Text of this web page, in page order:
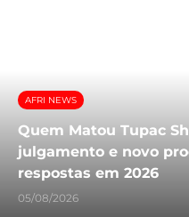
AFRI NEWS
Quem Matou Tupac
julgamento e novo
respostas em 2026
05/08/2026